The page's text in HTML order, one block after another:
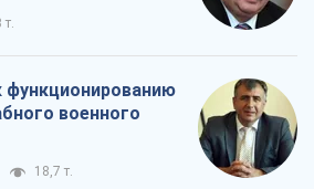
функционированию
военного
18,7 т.